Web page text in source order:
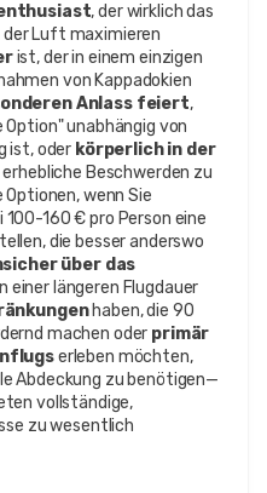
, der wirklich das
der Luft maximieren
ist, der in einem einzigen
von Kappadokien
Anlass feiert,
unabhängig von
ist, oder körperlich in der
Beschwerden zu
wenn Sie
100-160 € pro Person eine
die besser anderswo
über das
einer längeren Flugdauer
haben, die 90
machen oder primär
erleben möchten,
Abdeckung zu benötigen—
vollständige,
zu wesentlich